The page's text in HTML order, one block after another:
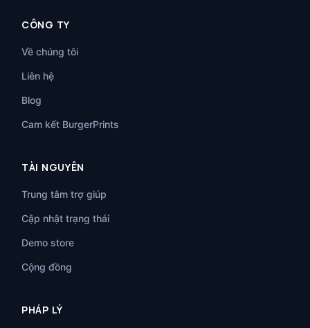
CÔNG TY
Về chúng tôi
Liên hệ
Blog
Cam kết BurgerPrints
TÀI NGUYÊN
Trung tâm trợ giúp
Cập nhật trạng thái
Demo store
Cộng đồng
PHÁP LÝ